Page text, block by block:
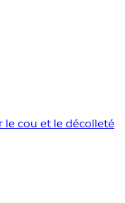
le cou et le décolleté